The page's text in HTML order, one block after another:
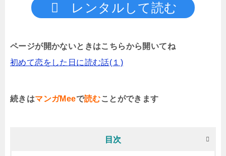
レンタルして読む
ページが開かないときはこちらから開いてね
初めて恋をした日に読む話(１)
続きはマンガMeeで読むことができます
目次